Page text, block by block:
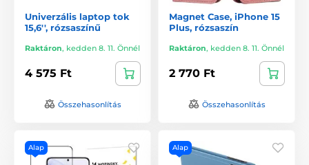
Univerzális laptop tok
15,6'', rózsaszínű
Raktáron, kedden 8. 11. Önnél
4 575 Ft
Összehasonlítás
Magnet Case, iPhone 15
Plus, rózsaszín
Raktáron, kedden 8. 11. Önnél
2 770 Ft
Összehasonlítás
Alap Alap